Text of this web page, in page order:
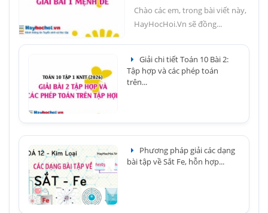
Chào các em, trong bài viết này,
HayHocHoi.Vn sẽ đồng...
Giải chi tiết Toán 10 Bài 2:
Tập hợp và các phép toán
trên...
Phương pháp giải các dạng
bài tập về Sắt Fe, hỗn hợp...